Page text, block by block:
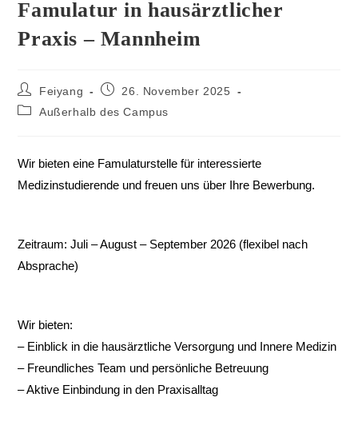
Famulatur in hausärztlicher
Praxis – Mannheim
Feiyang
26. November 2025
Außerhalb des Campus
Wir bieten eine Famulaturstelle für interessierte
Medizinstudierende und freuen uns über Ihre Bewerbung.
Zeitraum: Juli – August – September 2026 (flexibel nach
Absprache)
Wir bieten:
– Einblick in die hausärztliche Versorgung und Innere Medizin
– Freundliches Team und persönliche Betreuung
– Aktive Einbindung in den Praxisalltag